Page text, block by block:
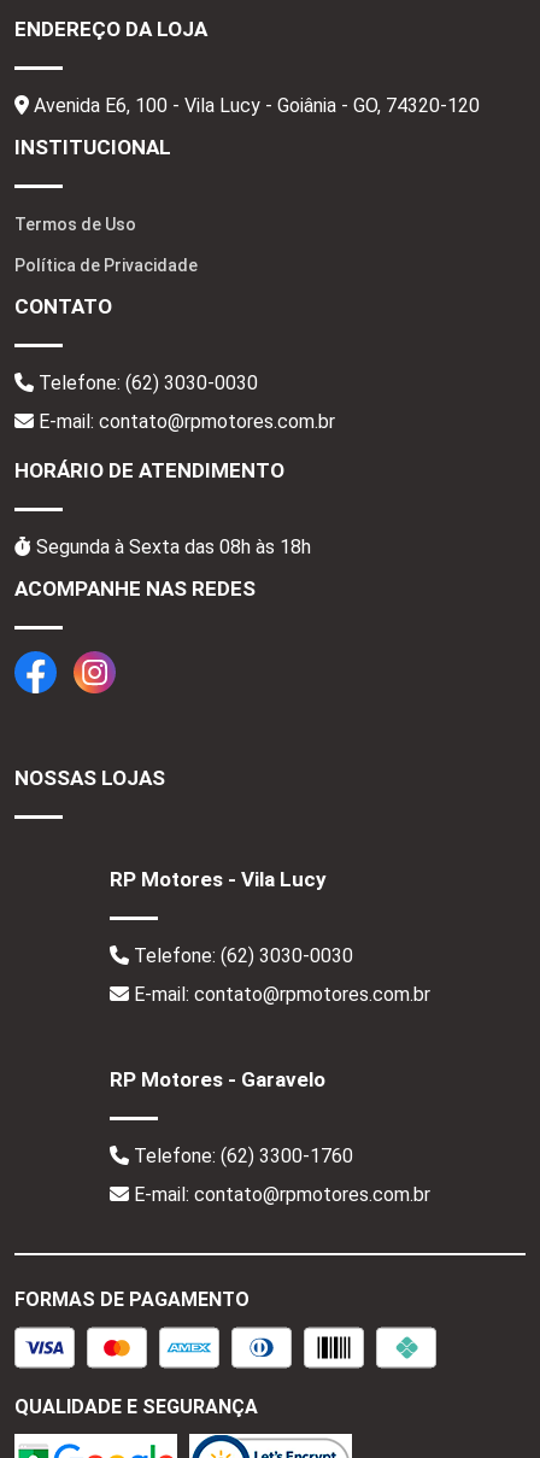
ENDEREÇO DA LOJA
Avenida E6, 100 - Vila Lucy - Goiânia - GO, 74320-120
INSTITUCIONAL
Termos de Uso
Política de Privacidade
CONTATO
Telefone: (62) 3030-0030
E-mail: contato@rpmotores.com.br
HORÁRIO DE ATENDIMENTO
Segunda à Sexta das 08h às 18h
ACOMPANHE NAS REDES
NOSSAS LOJAS
RP Motores - Vila Lucy
Telefone: (62) 3030-0030
E-mail: contato@rpmotores.com.br
RP Motores - Garavelo
Telefone: (62) 3300-1760
E-mail: contato@rpmotores.com.br
FORMAS DE PAGAMENTO
QUALIDADE E SEGURANÇA